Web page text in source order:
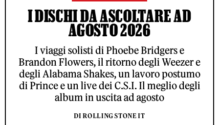
I DISCHI DA ASCOLTARE AD
AGOSTO 2026
I viaggi solisti di Phoebe Bridgers e
Brandon Flowers, il ritorno degli Weezer e
degli Alabama Shakes, un lavoro postumo
di Prince e un live dei C.S.I. Il meglio degli
album in uscita ad agosto
DI ROLLING STONE IT